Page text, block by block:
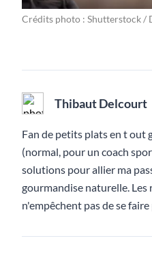
Crédits photo : Shutterstock /
Thibaut Delcourt
Fan de petits plats en t out
(normal, pour un coach
solutions pour allier ma
gourmandise naturelle.
n'empêchent pas de se